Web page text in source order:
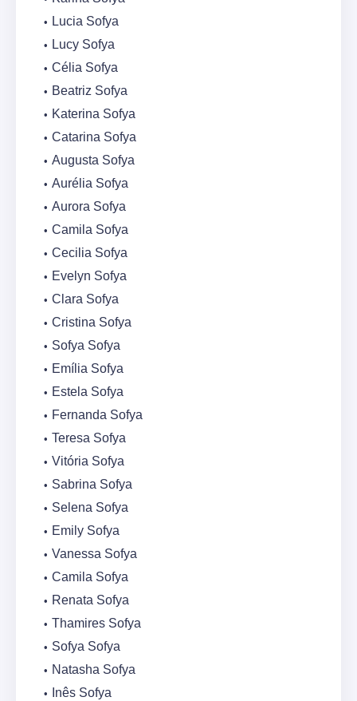
Lucia Sofya
Lucy Sofya
Célia Sofya
Beatriz Sofya
Katerina Sofya
Catarina Sofya
Augusta Sofya
Aurélia Sofya
Aurora Sofya
Camila Sofya
Cecilia Sofya
Evelyn Sofya
Clara Sofya
Cristina Sofya
Sofya Sofya
Emília Sofya
Estela Sofya
Fernanda Sofya
Teresa Sofya
Vitória Sofya
Sabrina Sofya
Selena Sofya
Emily Sofya
Vanessa Sofya
Camila Sofya
Renata Sofya
Thamires Sofya
Sofya Sofya
Natasha Sofya
Inês Sofya